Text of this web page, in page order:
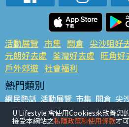
活動展覽 市集 開倉 尖沙咀好
元朗好去處 荃灣好去處 旺角好
戶外郊遊 社會福利
熱門類別
網民熱話 活動展覽 市集 開倉 尖
銅鑼灣好去處 元朗好去處 荃灣好
餐廳情報 戶外郊遊
U Lifestyle 會使用Cookies來改善您
接受本網站之私隱政策和使用條款才